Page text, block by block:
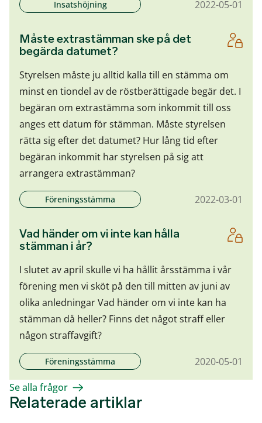
Insatshöjning 2022-05-01
Måste extrastämman ske på det
begärda datumet?
Styrelsen måste ju alltid kalla till en stämma om
minst en tiondel av de röstberättigade begär det. I
begäran om extrastämma som inkommit till oss
anges ett datum för stämman. Måste styrelsen
rätta sig efter det datumet? Hur lång tid efter
begäran inkommit har styrelsen på sig att
arrangera extrastämman?
Föreningsstämma 2022-03-01
Vad händer om vi inte kan hålla
stämman i år?
I slutet av april skulle vi ha hållit årsstämma i vår
förening men vi sköt på den till mitten av juni av
olika anledningar Vad händer om vi inte kan ha
stämman då heller? Finns det något straff eller
någon straffavgift?
Föreningsstämma 2020-05-01
Se alla frågor
Relaterade artiklar